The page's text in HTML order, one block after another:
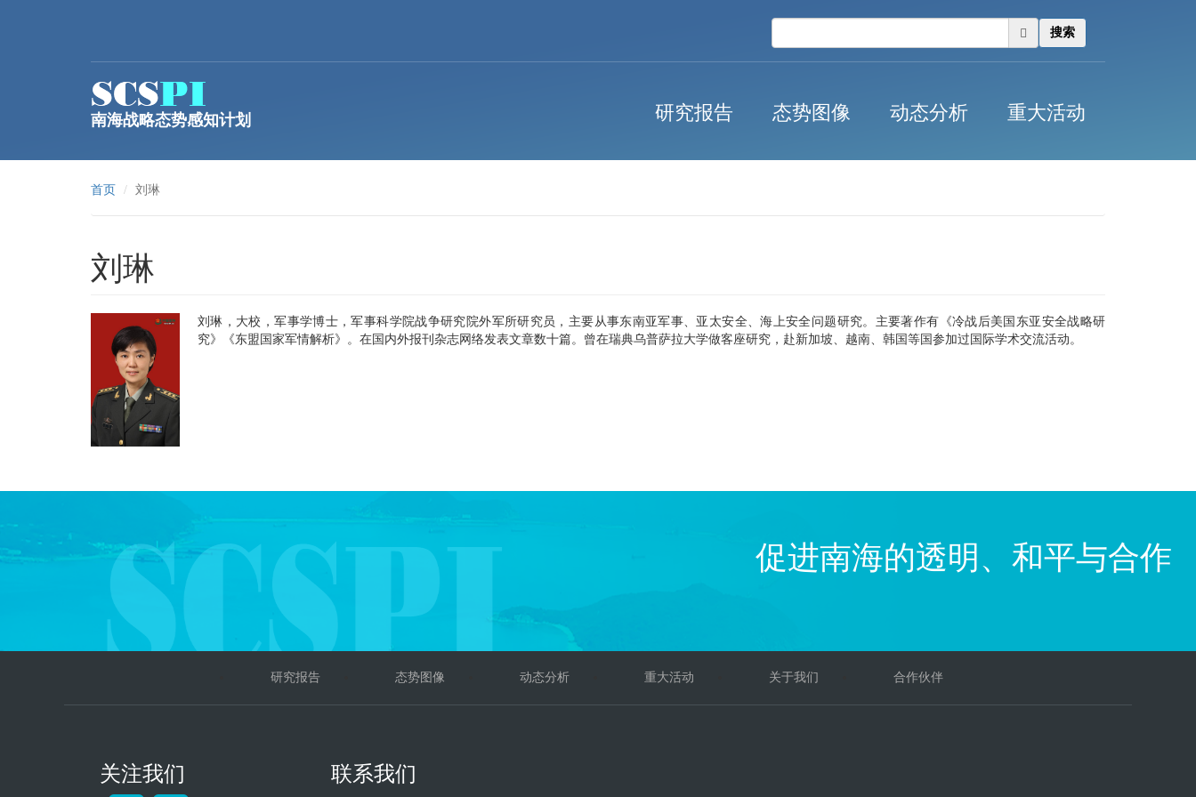
南海战略态势感知计划
搜索
研究报告 态势图像 动态分析 重大活动
首页 刘琳
刘琳
刘琳，大校，军事学博士，军事科学院战争研究院外军所研究员，主要从事东南亚军事、亚太安全、海上安全问题研究。主要著作有《冷战后美国东亚安全战略研
究》《东盟国家军情解析》。在国内外报刊杂志网络发表文章数十篇。曾在瑞典乌普萨拉大学做客座研究，赴新加坡、越南、韩国等国参加过国际学术交流活动。
促进南海的透明、和平与合作
研究报告 态势图像 动态分析 重大活动 关于我们 合作伙伴
关注我们 联系我们